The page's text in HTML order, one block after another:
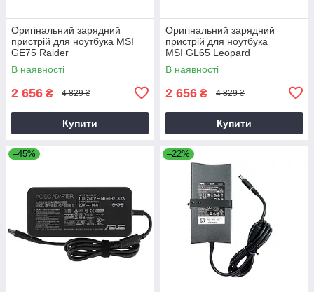
Оригінальний зарядний
пристрій для ноутбука MSI
GE75 Raider
В наявності
2 656 ₴ 4 829 ₴
Купити
Оригінальний зарядний
пристрій для ноутбука
MSI GL65 Leopard
В наявності
2 656 ₴ 4 829 ₴
Купити
–45% –22%